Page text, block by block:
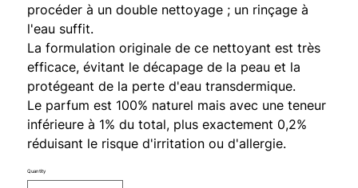
procéder à un double nettoyage ; un rinçage à
l'eau suffit.
La formulation originale de ce nettoyant est très
efficace, évitant le décapage de la peau et la
protégeant de la perte d'eau transdermique.
Le parfum est 100% naturel mais avec une teneur
inférieure à 1% du total, plus exactement 0,2%
réduisant le risque d'irritation ou d'allergie.
Quantity